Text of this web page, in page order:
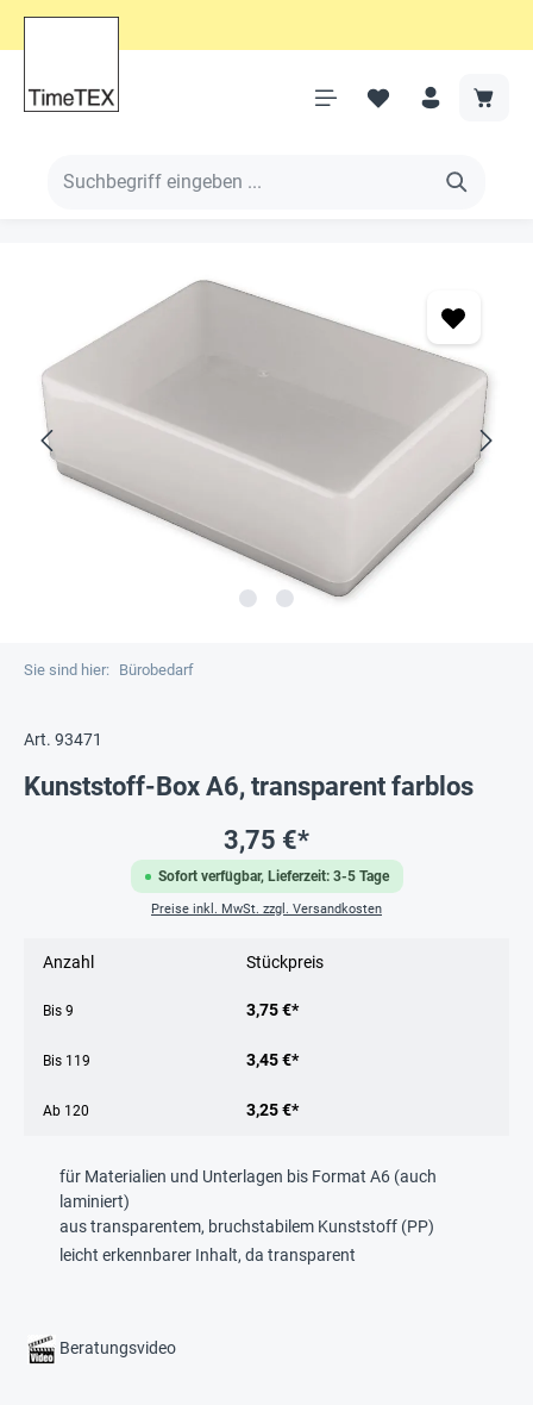
Sie sind hier: Bürobedarf
Art. 93471
Kunststoff-Box A6, transparent farblos
Sofort verfügbar, Lieferzeit: 3-5 Tage
3,75 €*
Preise inkl. MwSt. zzgl. Versandkosten
Anzahl Stückpreis
Bis 9 3,75 €*
Bis 119 3,45 €*
Ab 120 3,25 €*
für Materialien und Unterlagen bis Format A6 (auch
laminiert)
aus transparentem, bruchstabilem Kunststoff (PP)
leicht erkennbarer Inhalt, da transparent
Beratungsvideo